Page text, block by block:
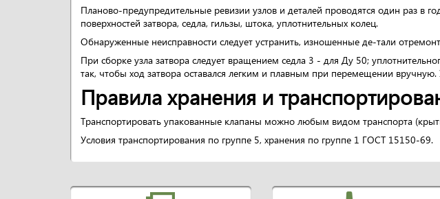
Планово-предупредительные ревизии узлов и деталей проводятся один раз в
поверхностей затвора, седла, гильзы, штока, уплотнительных колец.
Обнаруженные неисправности следует устранить, изношенные де-тали
При сборке узла затвора следует вращением седла 3 - для Ду 50;
так, чтобы ход затвора оставался легким и плавным при перемещении
Правила хранения и
Транспортировать упакованные клапаны можно любым видом транспорта
Условия транспортирования по группе 5, хранения по группе 1 ГОСТ 15150-69.